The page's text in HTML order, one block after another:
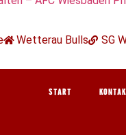
Wetterau Bulls SG
START